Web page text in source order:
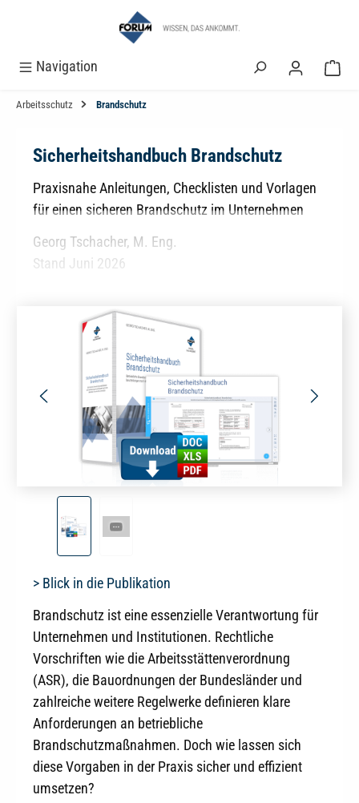
Navigation
Arbeitsschutz Brandschutz
Sicherheitshandbuch Brandschutz
Praxisnahe Anleitungen, Checklisten und Vorlagen
für einen sicheren Brandschutz im Unternehmen
Georg Tschacher, M. Eng.
Stand Juni 2026
> Blick in die Publikation
Brandschutz ist eine essenzielle Verantwortung für
Unternehmen und Institutionen. Rechtliche
Vorschriften wie die Arbeitsstättenverordnung
(ASR), die Bauordnungen der Bundesländer und
zahlreiche weitere Regelwerke definieren klare
Anforderungen an betriebliche
Brandschutzmaßnahmen. Doch wie lassen sich
diese Vorgaben in der Praxis sicher und effizient
umsetzen?